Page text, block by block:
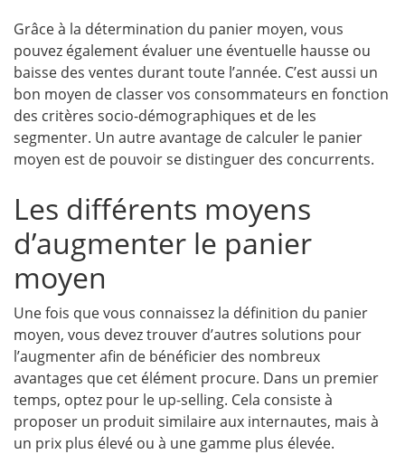
Grâce à la détermination du panier moyen, vous
pouvez également évaluer une éventuelle hausse ou
baisse des ventes durant toute l’année. C’est aussi un
bon moyen de classer vos consommateurs en fonction
des critères socio-démographiques et de les
segmenter. Un autre avantage de calculer le panier
moyen est de pouvoir se distinguer des concurrents.
Les différents moyens
d’augmenter le panier
moyen
Une fois que vous connaissez la définition du panier
moyen, vous devez trouver d’autres solutions pour
l’augmenter afin de bénéficier des nombreux
avantages que cet élément procure. Dans un premier
temps, optez pour le up-selling. Cela consiste à
proposer un produit similaire aux internautes, mais à
un prix plus élevé ou à une gamme plus élevée.